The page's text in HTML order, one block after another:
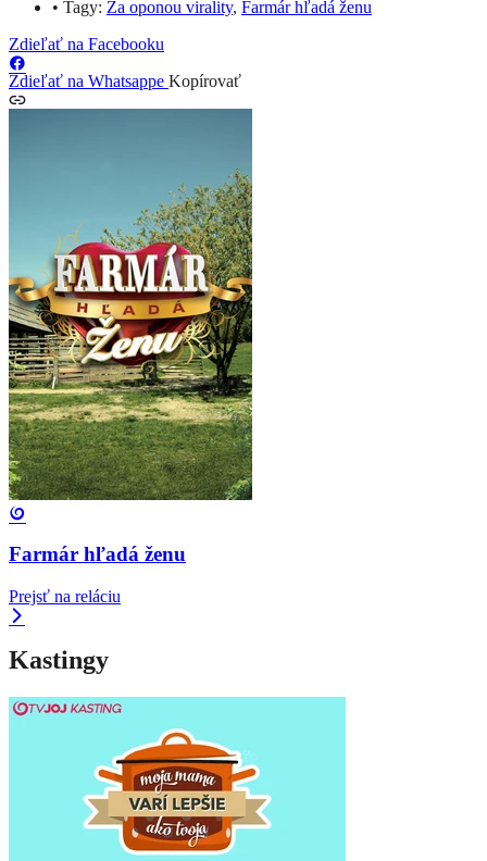
• Tagy: Za oponou virality, Farmár hľadá ženu
Zdieľať na Facebooku
Zdieľať na Whatsappe Kopírovať
Farmár hľadá ženu
Prejsť na reláciu
Kastingy